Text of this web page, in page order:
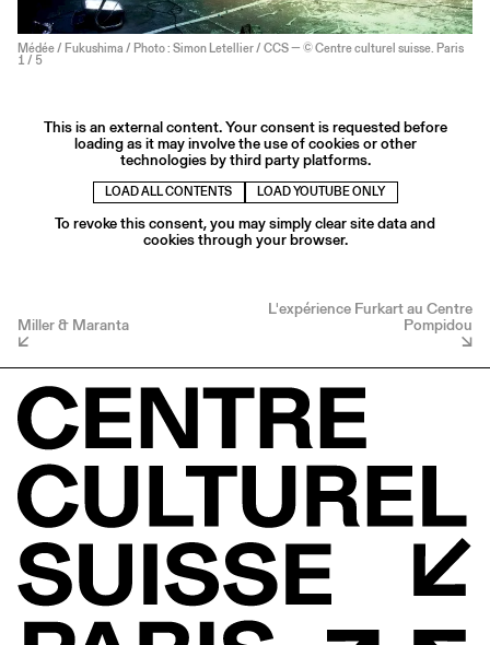
Médée / Fukushima / Photo : Simon Letellier / CCS — © Centre culturel suisse. Paris
1 / 5
This is an external content. Your consent is requested before
loading as it may involve the use of cookies or other
technologies by third party platforms.
LOAD ALL CONTENTS LOAD YOUTUBE ONLY
To revoke this consent, you may simply clear site data and
cookies through your browser.
Miller & Maranta
L'expérience Furkart au Centre
Pompidou